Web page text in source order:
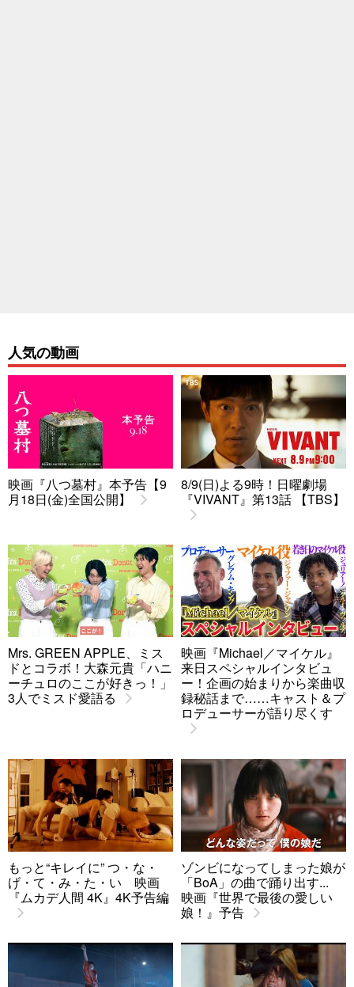
人気の動画
映画『八つ墓村』本予告【9
月18日(金)全国公開】
8/9(日)よる9時！日曜劇場
『VIVANT』第13話 【TBS】
Mrs. GREEN APPLE、ミス
ドとコラボ！大森元貴「ハニ
ーチュロのここが好きっ！」
3人でミスド愛語る
映画『Michael／マイケル』
来日スペシャルインタビュ
ー！企画の始まりから楽曲収
録秘話まで……キャスト＆プ
ロデューサーが語り尽くす
もっと“キレイに” つ・な・
げ・て・み・た・い 映画
『ムカデ人間 4K』4K予告編
ゾンビになってしまった娘が
「BoA」の曲で踊り出す...
映画『世界で最後の愛しい
娘！』予告